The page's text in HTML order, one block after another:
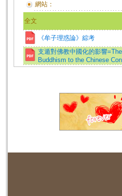
網站：
全文
《牟子理惑論》綜考
支遁對佛教中國化的影響
Buddhism to the Chinese